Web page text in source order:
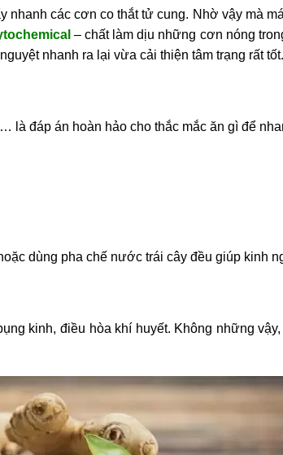
nhanh các cơn co thắt tử cung. Nhờ vậy mà
– chất làm dịu những cơn nóng
nhanh ra lại vừa cải thiện tâm trạng rất tốt.
là đáp án hoàn hảo cho thắc mắc ăn gì để
dùng pha chế nước trái cây đều giúp kinh
kinh, điều hòa khí huyết. Không những